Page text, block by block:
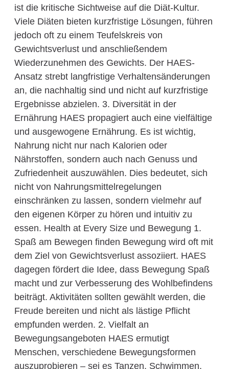
ist die kritische Sichtweise auf die Diät-Kultur.
Viele Diäten bieten kurzfristige Lösungen, führen
jedoch oft zu einem Teufelskreis von
Gewichtsverlust und anschließendem
Wiederzunehmen des Gewichts. Der HAES-
Ansatz strebt langfristige Verhaltensänderungen
an, die nachhaltig sind und nicht auf kurzfristige
Ergebnisse abzielen. 3. Diversität in der
Ernährung HAES propagiert auch eine vielfältige
und ausgewogene Ernährung. Es ist wichtig,
Nahrung nicht nur nach Kalorien oder
Nährstoffen, sondern auch nach Genuss und
Zufriedenheit auszuwählen. Dies bedeutet, sich
nicht von Nahrungsmittelregelungen
einschränken zu lassen, sondern vielmehr auf
den eigenen Körper zu hören und intuitiv zu
essen. Health at Every Size und Bewegung 1.
Spaß am Bewegen finden Bewegung wird oft mit
dem Ziel von Gewichtsverlust assoziiert. HAES
dagegen fördert die Idee, dass Bewegung Spaß
macht und zur Verbesserung des Wohlbefindens
beiträgt. Aktivitäten sollten gewählt werden, die
Freude bereiten und nicht als lästige Pflicht
empfunden werden. 2. Vielfalt an
Bewegungsangeboten HAES ermutigt
Menschen, verschiedene Bewegungsformen
auszuprobieren – sei es Tanzen, Schwimmen,